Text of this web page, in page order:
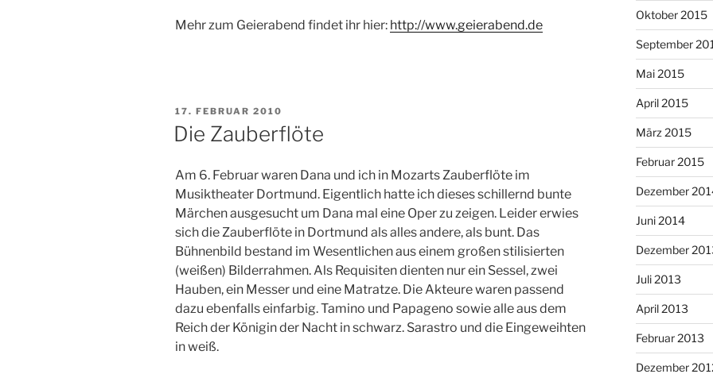
Mehr zum Geierabend findet ihr hier: http://www.geierabend.de
VERÖFFENTLICHT
17. FEBRUAR 2010
Die Zauberflöte
Am 6. Februar waren Dana und ich in Mozarts Zauberflöte im
Musiktheater Dortmund. Eigentlich hatte ich dieses schillernd bunte
Märchen ausgesucht um Dana mal eine Oper zu zeigen. Leider erwies
sich die Zauberflöte in Dortmund als alles andere, als bunt. Das
Bühnenbild bestand im Wesentlichen aus einem großen stilisierten
(weißen) Bilderrahmen. Als Requisiten dienten nur ein Sessel, zwei
Hauben, ein Messer und eine Matratze. Die Akteure waren passend
dazu ebenfalls einfarbig. Tamino und Papageno sowie alle aus dem
Reich der Königin der Nacht in schwarz. Sarastro und die Eingeweihten
in weiß.
Oktober 2015
September
Mai 2015
April 2015
März 2015
Februar 2015
Dezember
Juni 2014
Dezember
Juli 2013
April 2013
Februar 2013
Dezember